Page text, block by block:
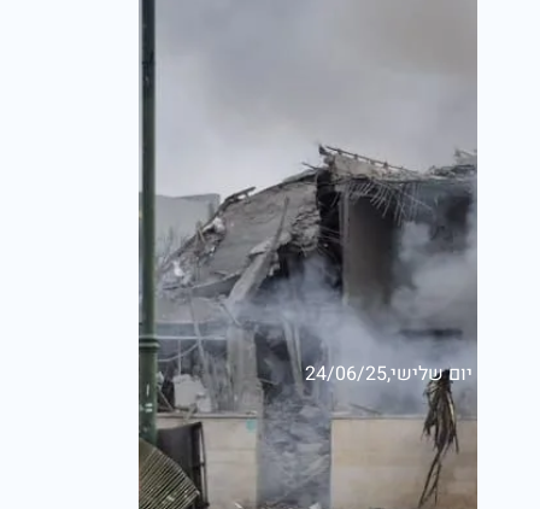
יום שלישי,24/06/25